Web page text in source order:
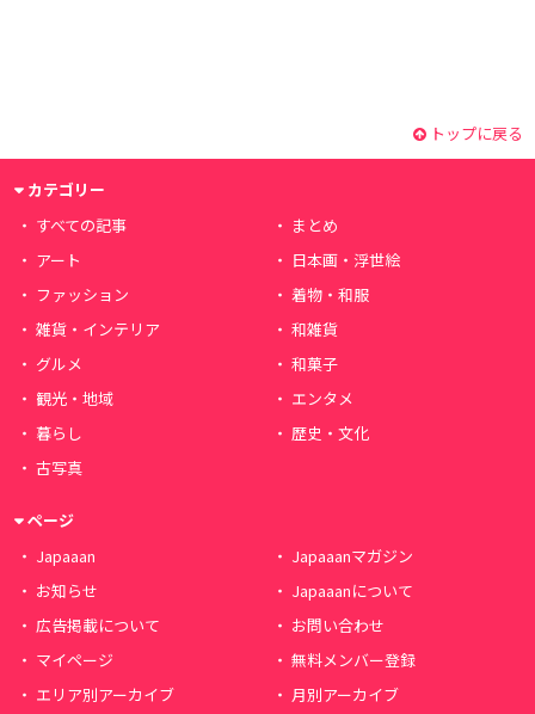
トップに戻る
カテゴリー
すべての記事
まとめ
アート
日本画・浮世絵
ファッション
着物・和服
雑貨・インテリア
和雑貨
グルメ
和菓子
観光・地域
エンタメ
暮らし
歴史・文化
古写真
ページ
Japaaan
Japaaanマガジン
お知らせ
Japaaanについて
広告掲載について
お問い合わせ
マイページ
無料メンバー登録
エリア別アーカイブ
月別アーカイブ